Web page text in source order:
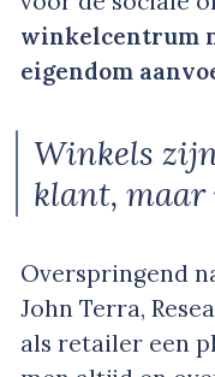
winkelcentrum
eigendom
Winkels
klant, maar
Overspringend
John Terra,
als retailer een